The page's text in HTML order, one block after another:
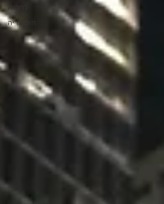
כתבות
היסטוריה